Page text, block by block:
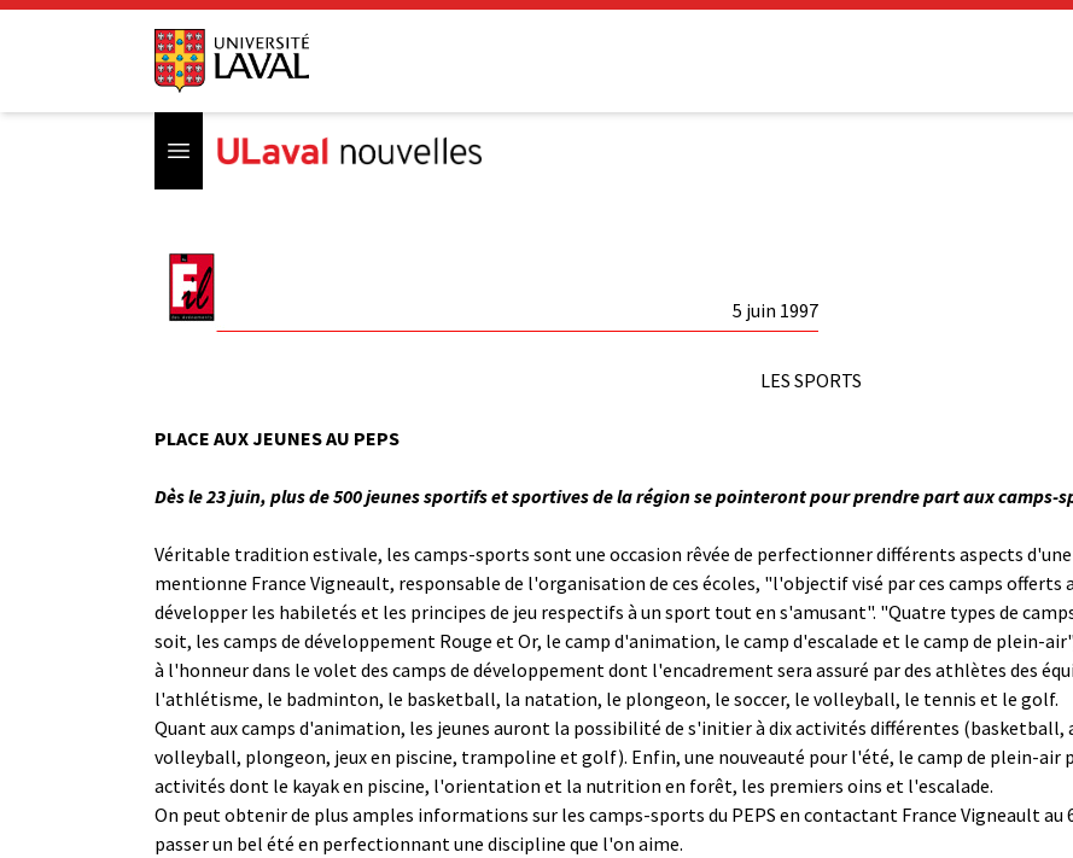
Open menu
5 juin 1997
LES SPORTS
PLACE AUX JEUNES AU PEPS
Dès le 23 juin, plus de 500 jeunes sportifs et sportives de la région se pointeront pour prendre part aux camps-
Véritable tradition estivale, les camps-sports sont une occasion rêvée de perfectionner différents aspects
mentionne France Vigneault, responsable de l'organisation de ces écoles, "l'objectif visé par ces camps offerts
développer les habiletés et les principes de jeu respectifs à un sport tout en s'amusant". "Quatre types de
soit, les camps de développement Rouge et Or, le camp d'animation, le camp d'escalade et le camp de plein-
à l'honneur dans le volet des camps de développement dont l'encadrement sera assuré par des athlètes des
l'athlétisme, le badminton, le basketball, la natation, le plongeon, le soccer, le volleyball, le tennis et le golf.
Quant aux camps d'animation, les jeunes auront la possibilité de s'initier à dix activités différentes (basketball,
volleyball, plongeon, jeux en piscine, trampoline et golf). Enfin, une nouveauté pour l'été, le camp de plein-air
activités dont le kayak en piscine, l'orientation et la nutrition en forêt, les premiers oins et l'escalade.
On peut obtenir de plus amples informations sur les camps-sports du PEPS en contactant France Vigneault au
passer un bel été en perfectionnant une discipline que l'on aime.